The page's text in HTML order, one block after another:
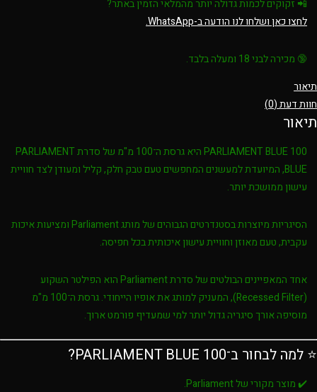
📲 זקוקים לכמות גדולה יותר מהמלאי הזמין באתר?
לחצו כאן ושלחו לנו הודעה ב-WhatsApp.
🔞 מכירה לבני 18 ומעלה בלבד.
תיאור
חוות דעת (0)
תיאור
PARLIAMENT BLUE 100היא גרסת ה־100 מ"מ של סדרת
PARLIAMENT
BLUE, המיועדת למעשנים המחפשים טעם טבק חלק, קליל ומעודן לצד חוויית
עישון ממושכת יותר.
הסיגריות מיוצרות בסטנדרטים הגבוהים של מותגParliamentומציעות איכות
עקבית, טעם מאוזן וחוויית עישון איכותית בכל חפיסה.
אחד המאפיינים הבולטים של סדרתParliamentהוא הפילטר השקוע
(Recessed Filter)
, המעניק למותג את אופיו הייחודי. גרסת ה־100 מ"מ
מוסיפה אורך סיגריה גדול יותר למי שמעדיף פורמט ארוך.
⭐ למה לבחור ב־PARLIAMENT BLUE 100?
✔️ מוצר מקורי של Parliament.